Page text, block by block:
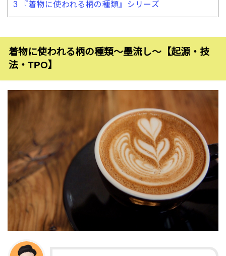
3 『着物に使われる柄の種類』シリーズ
着物に使われる柄の種類〜墨流し〜【起源・技
法・TPO】